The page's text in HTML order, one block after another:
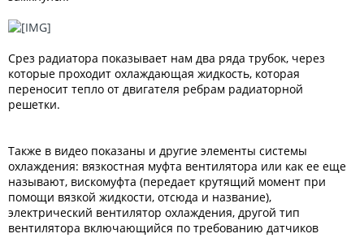
Срез радиатора показывает нам два ряда трубок, через
которые проходит охлаждающая жидкость, которая
переносит тепло от двигателя ребрам радиаторной
решетки.
Также в видео показаны и другие элементы системы
охлаждения: вязкостная муфта вентилятора или как ее еще
называют, вискомуфта (передает крутящий момент при
помощи вязкой жидкости, отсюда и название),
электрический вентилятор охлаждения, другой тип
вентилятора включающийся по требованию датчиков